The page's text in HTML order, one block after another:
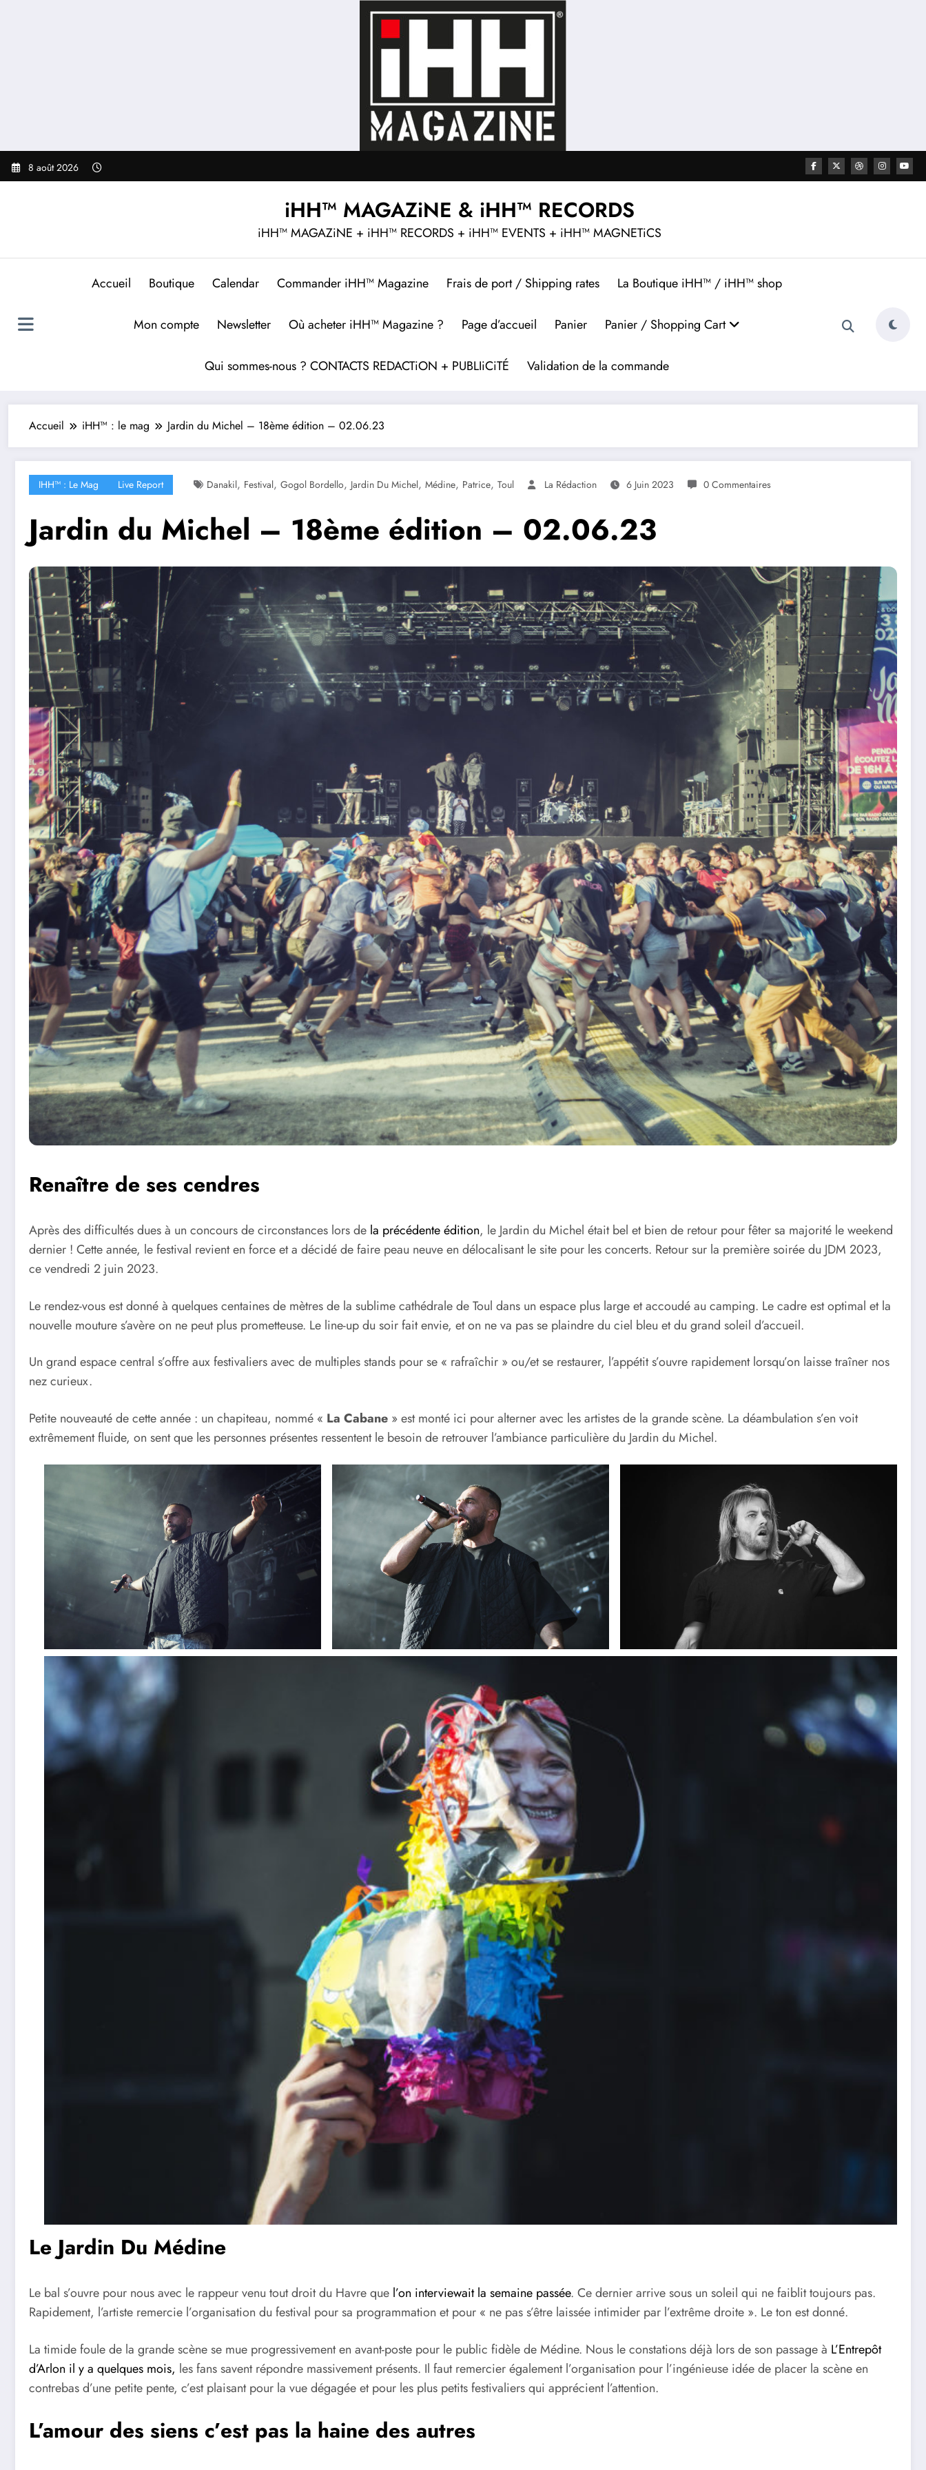
8 août 2026
iHH™ MAGAZiNE & iHH™ RECORDS
iHH™ MAGAZiNE + iHH™ RECORDS + iHH™ EVENTS + iHH™ MAGNETiCS
Accueil Boutique Calendar Commander iHH™ Magazine Frais de port / Shipping rates La Boutique iHH™ / iHH™ shop
Mon compte Newsletter Où acheter iHH™ Magazine ? Page d’accueil Panier Panier / Shopping Cart
Qui sommes-nous ? CONTACTS REDACTiON + PUBLIiCiTÉ Validation de la commande
Accueil iHH™ : le mag Jardin du Michel – 18ème édition – 02.06.23
IHH™ : Le Mag Live Report Danakil, Festival, Gogol Bordello, Jardin Du Michel, Médine, Patrice, Toul La Rédaction 6 Juin 2023 0 Commentaires
Jardin du Michel – 18ème édition – 02.06.23
Renaître de ses cendres
Après des difficultés dues à un concours de circonstances lors de la précédente édition, le Jardin du Michel était bel et bien de retour pour fêter sa majorité le weekend
dernier ! Cette année, le festival revient en force et a décidé de faire peau neuve en délocalisant le site pour les concerts. Retour sur la première soirée du JDM 2023,
ce vendredi 2 juin 2023.
Le rendez-vous est donné à quelques centaines de mètres de la sublime cathédrale de Toul dans un espace plus large et accoudé au camping. Le cadre est optimal et la
nouvelle mouture s’avère on ne peut plus prometteuse. Le line-up du soir fait envie, et on ne va pas se plaindre du ciel bleu et du grand soleil d’accueil.
Un grand espace central s’offre aux festivaliers avec de multiples stands pour se « rafraîchir » ou/et se restaurer, l’appétit s’ouvre rapidement lorsqu’on laisse traîner nos
nez curieux.
Petite nouveauté de cette année : un chapiteau, nommé « La Cabane » est monté ici pour alterner avec les artistes de la grande scène. La déambulation s’en voit
extrêmement fluide, on sent que les personnes présentes ressentent le besoin de retrouver l’ambiance particulière du Jardin du Michel.
Le Jardin Du Médine
Le bal s’ouvre pour nous avec le rappeur venu tout droit du Havre que l’on interviewait la semaine passée. Ce dernier arrive sous un soleil qui ne faiblit toujours pas.
Rapidement, l’artiste remercie l’organisation du festival pour sa programmation et pour « ne pas s’être laissée intimider par l’extrême droite ». Le ton est donné.
La timide foule de la grande scène se mue progressivement en avant-poste pour le public fidèle de Médine. Nous le constations déjà lors de son passage à L’Entrepôt
d’Arlon il y a quelques mois, les fans savent répondre massivement présents. Il faut remercier également l’organisation pour l’ingénieuse idée de placer la scène en
contrebas d’une petite pente, c’est plaisant pour la vue dégagée et pour les plus petits festivaliers qui apprécient l’attention.
L’amour des siens c’est pas la haine des autres